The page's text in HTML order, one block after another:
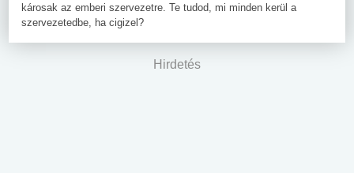
károsak az emberi szervezetre. Te tudod, mi minden kerül a
szervezetedbe, ha cigizel?
Hirdetés